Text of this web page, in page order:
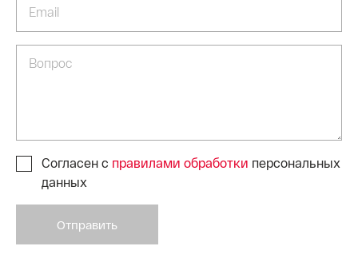
Согласен с правилами обработки персональных
данных
Отправить